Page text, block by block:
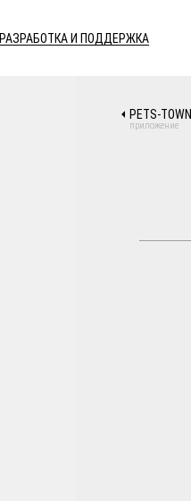
РАЗРАБОТКА И ПОДДЕРЖКА
PETS-TOWN
приложение